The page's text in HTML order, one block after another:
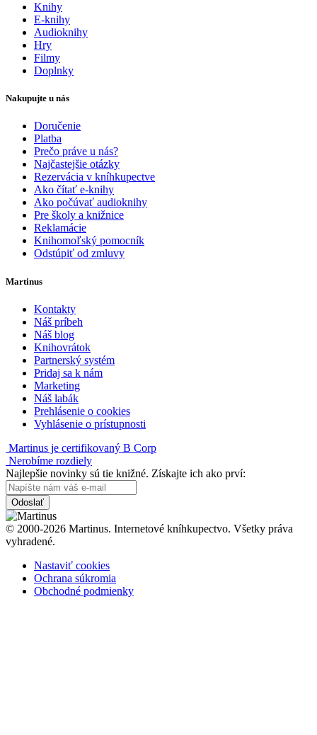
Knihy
E-knihy
Audioknihy
Hry
Filmy
Doplnky
Nakupujte u nás
Doručenie
Platba
Prečo práve u nás?
Najčastejšie otázky
Rezervácia v kníhkupectve
Ako čítať e-knihy
Ako počúvať audioknihy
Pre školy a knižnice
Reklamácie
Knihomoľský pomocník
Odstúpiť od zmluvy
Martinus
Kontakty
Náš príbeh
Náš blog
Knihovrátok
Partnerský systém
Pridaj sa k nám
Marketing
Náš labák
Prehlásenie o cookies
Vyhlásenie o prístupnosti
Martinus je certifikovaný B Corp
Nerobíme rozdiely
Najlepšie novinky sú tie knižné. Získajte ich ako prví:
Odoslať
© 2000-2026 Martinus. Internetové kníhkupectvo. Všetky práva
vyhradené.
Nastaviť cookies
Ochrana súkromia
Obchodné podmienky